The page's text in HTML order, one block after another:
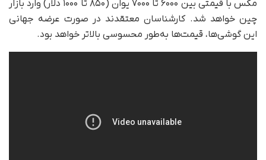
مکس با قیمتی بین ۶۰۰۰ تا ۷۰۰۰ یوان (۸۵۰ تا ۱۰۰۰ دلار) وارد بازار
چین خواهد شد. کارشناسان معتقدند در صورت عرضه جهانی
این گوشی‌ها، قیمت‌ها به‌طور محسوسی بالاتر خواهد بود.